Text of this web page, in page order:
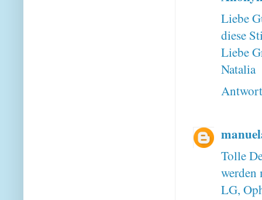
Liebe
diese
Liebe
Natalia
Tolle
werden
LG,